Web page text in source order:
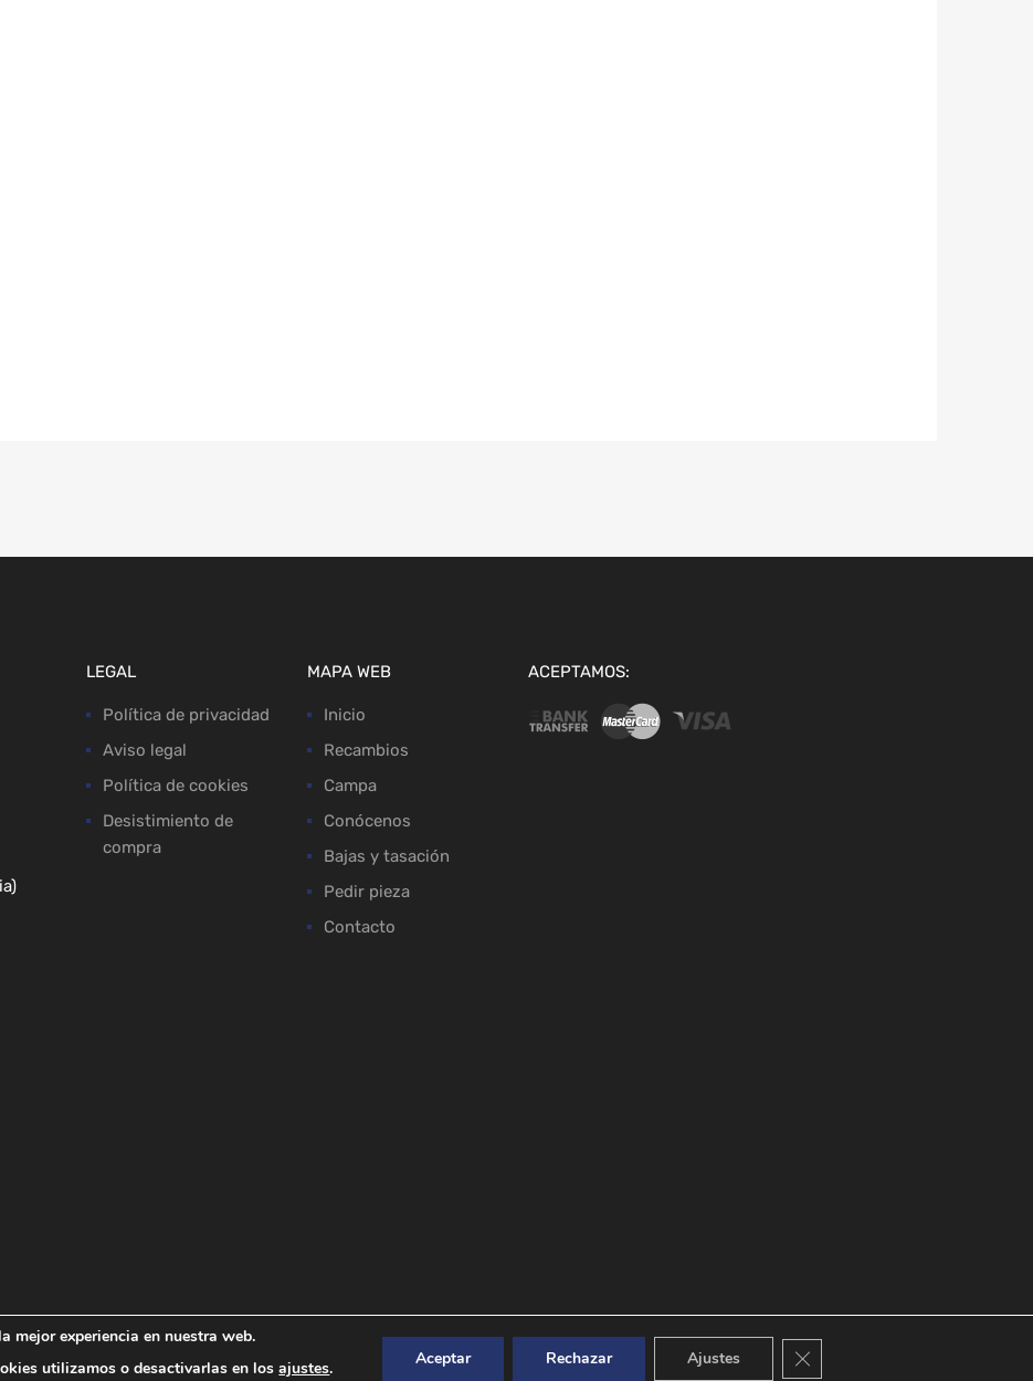
LEGAL
Política de privacidad
Aviso legal
Política de cookies
Desistimiento de
compra
MAPA WEB
Inicio
Recambios
Campa
Conócenos
Bajas y tasación
Pedir pieza
Contacto
ACEPTAMOS:
mejor experiencia en nuestra web.
utilizamos o desactivarlas en losajustes. Aceptar Rechazar Ajustes Cerrar el banner de cookies RGPD